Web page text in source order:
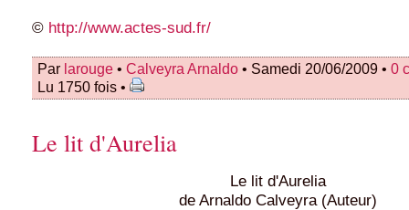
© http://www.actes-sud.fr/
Par larouge • Calveyra Arnaldo • Samedi 20/06/2009 • 0
Lu 1750 fois •
Le lit d'Aurelia
Le lit d'Aurelia
de Arnaldo Calveyra (Auteur)